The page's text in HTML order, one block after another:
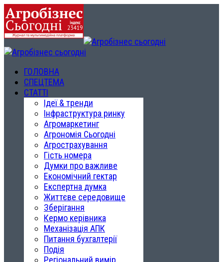
ГОЛОВНА
СПЕЦТЕМА
СТАТТІ
Ідеї & тренди
Інфраструктура ринку
Агромаркетинг
Агрономія Сьогодні
Агрострахування
Гість номера
Думки про важливе
Економічний гектар
Експертна думка
Життєве середовище
Зберігання
Кермо керівника
Механізація АПК
Питання бухгалтерії
Подія
Регіональний вимір